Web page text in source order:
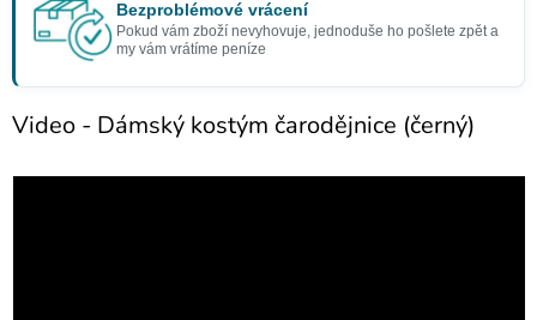
Bezproblémové vrácení
Pokud vám zboží nevyhovuje, jednoduše ho pošlete zpět a
my vám vrátíme peníze
Video - Dámský kostým čarodějnice (černý)